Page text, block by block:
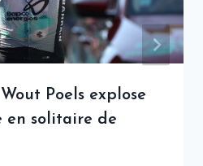
Poels explose
en solitaire de